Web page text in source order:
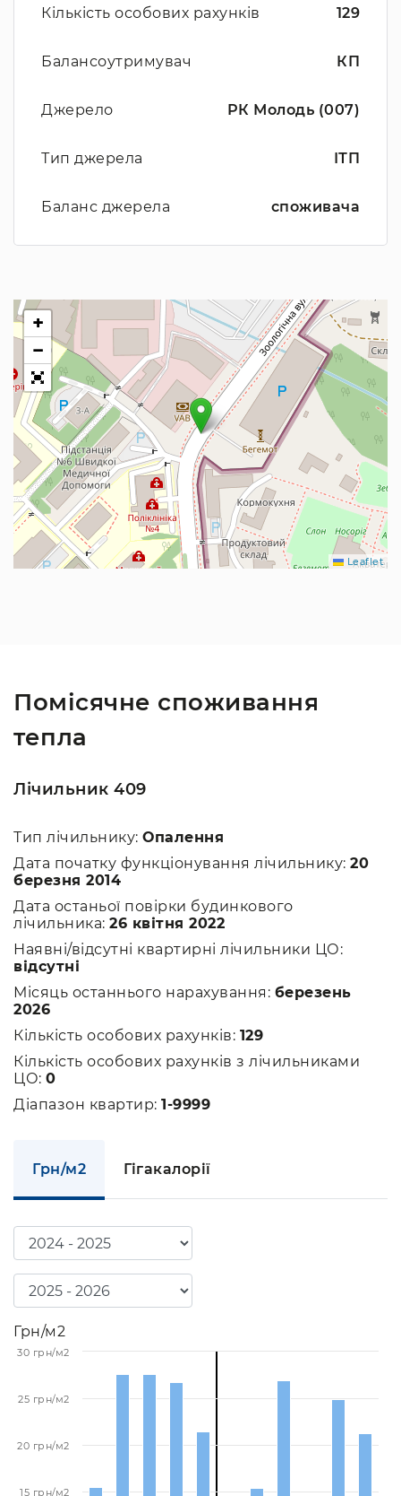
Кількість особових рахунків 129
Балансоутримувач КП
Джерело РК Молодь (007)
Тип джерела ІТП
Баланс джерела споживача
+
−
Leaflet
Помісячне споживання
тепла
Лічильник 409
Тип лічильнику: Опалення
Дата початку функціонування лічильнику: 20
березня 2014
Дата останьої повірки будинкового
лічильника: 26 квітня 2022
Наявні/відсутні квартирні лічильники ЦО:
відсутні
Місяць останнього нарахування: березень
2026
Кількість особових рахунків: 129
Кількість особових рахунків з лічильниками
ЦО: 0
Діапазон квартир: 1-9999
Грн/м2 Гігакалорії
Грн/м2
15 грн/м2
20 грн/м2
25 грн/м2
30 грн/м2